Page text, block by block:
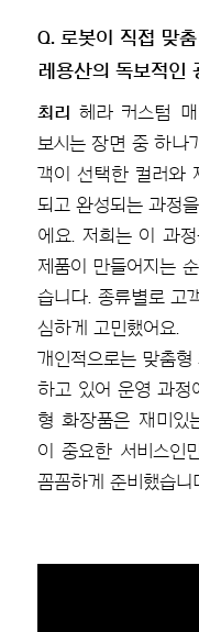
Q. 로봇이 직접 맞
레용산의 독보적인
최리
헤라 커스텀 매
보시는 장면 중 하나
객이 선택한 컬러와
되고 완성되는 과정
에요. 저희는 이 과
제품이 만들어지는
습니다. 종류별로 고
심하게 고민했어요.
개인적으로는 맞춤
하고 있어 운영 과정
형 화장품은 재미있
이 중요한 서비스인
꼼꼼하게 준비했습니